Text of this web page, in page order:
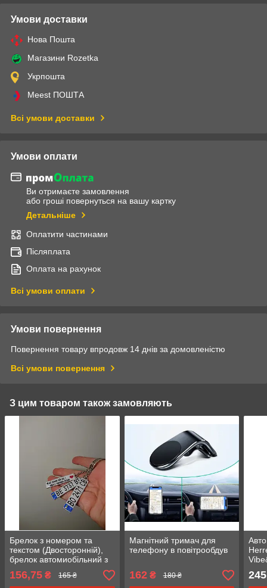
Умови доставки
Нова Пошта
Магазини Rozetka
Укрпошта
Meest ПОШТА
Всі умови доставки
Умови оплати
Ви отримаєте замовлення
або гроші повернуться на вашу картку
Детальніше
Оплатити частинами
Післяплата
Оплата на рахунок
Всі умови оплати
Умови повернення
Повернення товару впродовж 14 днів за домовленістю
Всі умови повернення
З цим товаром також замовляють
Брелок з номером та
текстом (Двосторонній),
брелок автомиобільний з
логотипом
156,75 ₴ 165 ₴
Магнітний тримач для
телефону в повітрообдув
162₴ 180 ₴ 245